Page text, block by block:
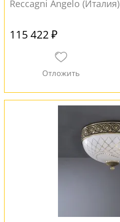
Reccagni Angelo (Италия)
115 422 ₽